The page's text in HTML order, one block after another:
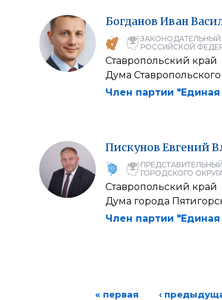
Богданов Иван
ЗАКОНОДАТЕЛЬНЫЙ
РОССИЙСКОЙ
Ставропольский край
Дума Ставропольского
Член партии
Пискунов Евгений
ГОРОДСКОГО
Ставропольский край
Дума города
Член партии
« первая ‹